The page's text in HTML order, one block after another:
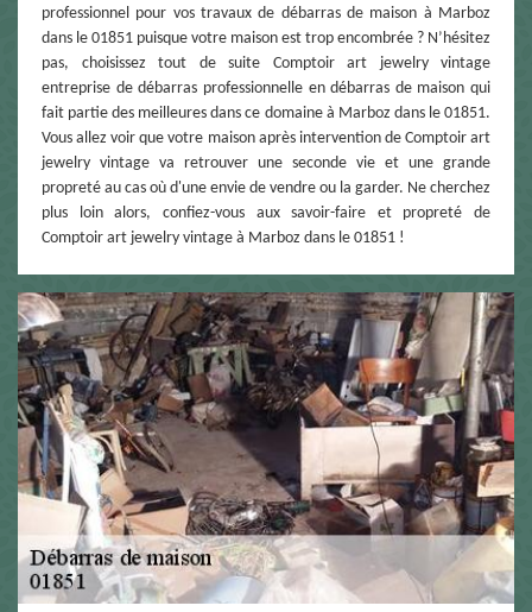
professionnel pour vos travaux de débarras de maison à Marboz
dans le 01851 puisque votre maison est trop encombrée ? N’hésitez
pas, choisissez tout de suite Comptoir art jewelry vintage
entreprise de débarras professionnelle en débarras de maison qui
fait partie des meilleures dans ce domaine à Marboz dans le 01851.
Vous allez voir que votre maison après intervention de Comptoir art
jewelry vintage va retrouver une seconde vie et une grande
propreté au cas où d'une envie de vendre ou la garder. Ne cherchez
plus loin alors, confiez-vous aux savoir-faire et propreté de
Comptoir art jewelry vintage à Marboz dans le 01851 !